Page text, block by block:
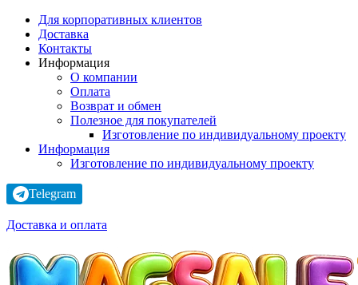
Для корпоративных клиентов
Доставка
Контакты
Информация
О компании
Оплата
Возврат и обмен
Полезное для покупателей
Изготовление по индивидуальному проекту
Информация
Изготовление по индивидуальному проекту
Telegram
Доставка и оплата